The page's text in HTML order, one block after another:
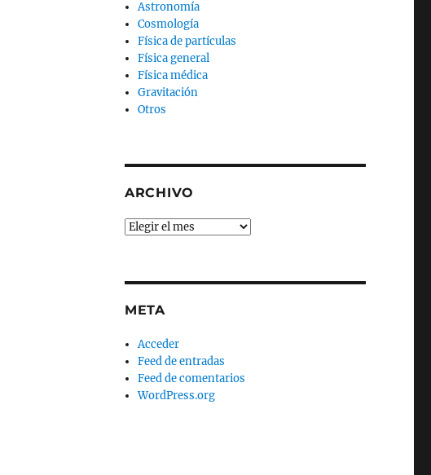
Astronomía
Cosmología
Física de partículas
Física general
Física médica
Gravitación
Otros
ARCHIVO
Archivo
META
Acceder
Feed de entradas
Feed de comentarios
WordPress.org